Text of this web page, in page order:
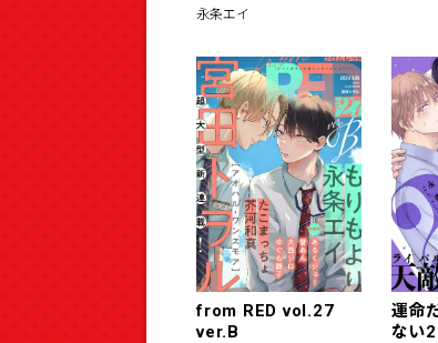
永条エイ
from RED vol.27
ver.B
運命
ない